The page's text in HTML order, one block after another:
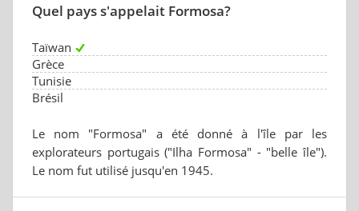
Quel pays s'appelait Formosa?
Taïwan
Grèce
Tunisie
Brésil
Le nom "Formosa" a été donné à l'île par les
explorateurs portugais ("Ilha Formosa" - "belle île").
Le nom fut utilisé jusqu'en 1945.